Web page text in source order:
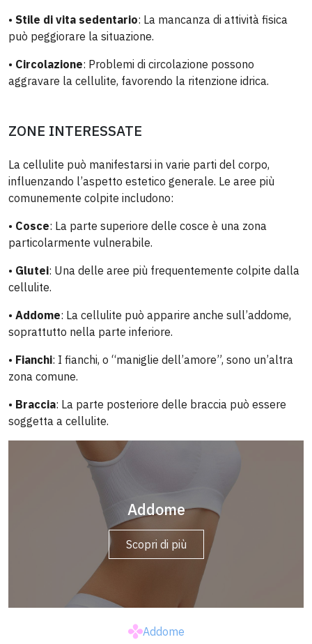
ZONE INTERESSATE
La cellulite può manifestarsi in varie parti del corpo,
influenzando l’aspetto estetico generale. Le aree più
comunemente colpite includono:
• Cosce: La parte superiore delle cosce è una zona
particolarmente vulnerabile.
• Glutei: Una delle aree più frequentemente colpite dalla
cellulite.
• Addome: La cellulite può apparire anche sull’addome,
soprattutto nella parte inferiore.
• Fianchi: I fianchi, o “maniglie dell’amore”, sono un’altra
zona comune.
• Braccia: La parte posteriore delle braccia può essere
soggetta a cellulite.
Addome
Scopri di più
Corpo
Scopri di più
Addome
• Stile di vita sedentario: La mancanza di attività fisica
può peggiorare la situazione.
• Circolazione: Problemi di circolazione possono
aggravare la cellulite, favorendo la ritenzione idrica.